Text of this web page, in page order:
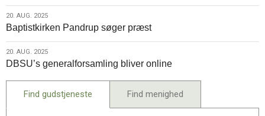
Forrige
indlæg:
Indkaldelse
Landskonference
september
2025
20.
aug.
2025
20. AUG. 2025
Baptistkirken Pandrup søger præst
20.
aug.
2025
20. AUG. 2025
DBSU’s generalforsamling bliver online
Find gudstjeneste Find menighed